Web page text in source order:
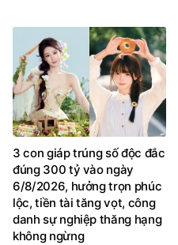
3 con giáp trúng số độc đắc
đúng 300 tỷ vào ngày
6/8/2026, hưởng trọn phúc
lộc, tiền tài tăng vọt, công
danh sự nghiệp thăng hạng
không ngừng